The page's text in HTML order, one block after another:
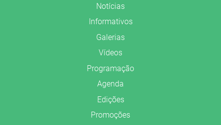
Notícias
Informativos
Galerias
Vídeos
Programação
Agenda
Edições
Promoções